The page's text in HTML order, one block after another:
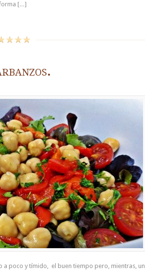
[…]
a poco y tímido, el buen tiempo pero, mientras, un